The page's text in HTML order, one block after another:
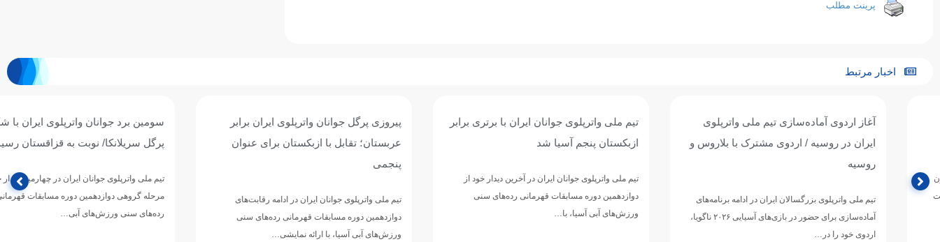
پرینت مطلب
اخبار مرتبط
آغاز اردوی آماده‌سازی تیم ملی واترپلوی
ایران در روسیه / اردوی مشترک با بلاروس و
تیم ملی واترپلوی بزرگسالان ایران در ادامه برنامه‌های
آماده‌سازی برای حضور در بازی‌های آسیایی ۲۰۲۶ ناگویا،
اردوی خود را در…
تیم ملی واترپلوی جوانان ایران با برتری برابر
ازبکستان پنجم آسیا شد
تیم ملی واترپلوی جوانان ایران در آخرین دیدار خود از
دوازدهمین دوره مسابقات قهرمانی رده‌های سنی
ورزش‌های آبی آسیا، با…
پیروزی پرگل جوانان واترپلوی ایران برابر
عربستان؛ تقابل با ازبکستان برای عنوان
تیم ملی واترپلوی جوانان ایران در ادامه رقابت‌های
دوازدهمین دوره مسابقات قهرمانی رده‌های سنی
ورزش‌های آبی آسیا، با ارائه نمایشی…
سومین برد جوانان واترپلوی ایران با شکست
پرگل سریلانکا/ نوبت به قزاقستان رسید
تیم ملی واترپلوی جوانان ایران در چهارمین دیدار خود از
مرحله گروهی دوازدهمین دوره مسابقات قهرمانی
رده‌های سنی ورزش‌های آبی…